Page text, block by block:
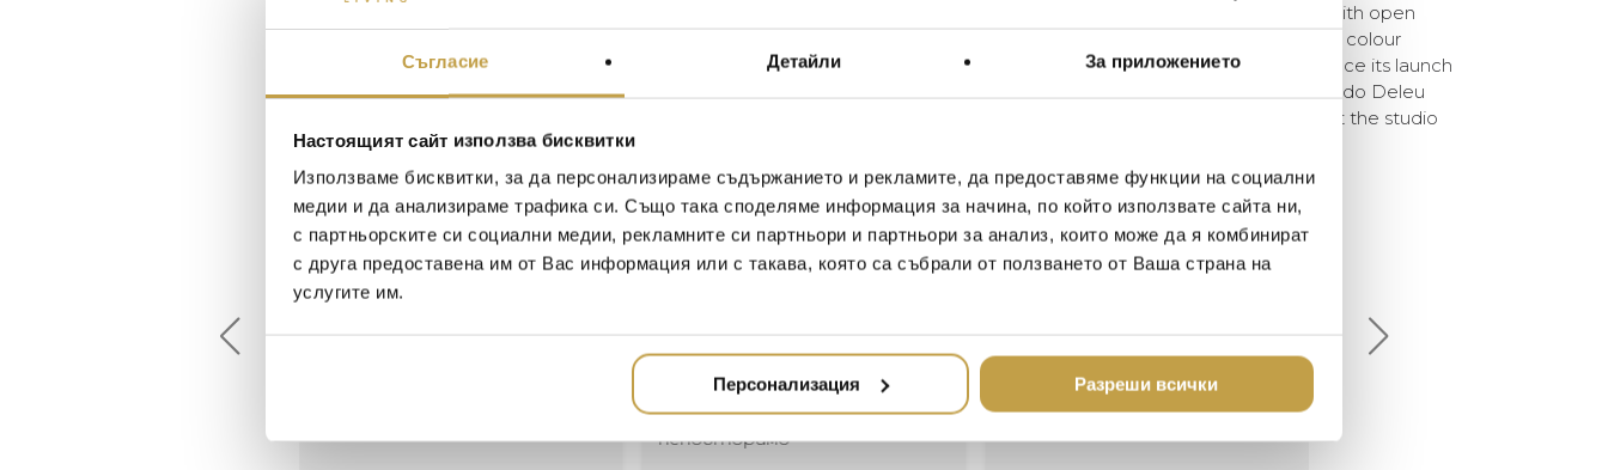
Съгласие Детайли За приложението
Настоящият сайт използва бисквитки
Използваме бисквитки, за да персонализираме съдържанието и рекламите, да предоставяме функции на социални
медии и да анализираме трафика си. Също така споделяме информация за начина, по който използвате сайта ни,
с партньорските си социални медии, рекламните си партньори и партньори за анализ, които може да я комбинират
с друга предоставена им от Вас информация или с такава, която са събрали от ползването от Ваша страна на
услугите им.
Персонализация Разреши всички
The Visitor is a kind figure whom anyone would welcome with open
arms. Smooth lines, a friendly appearance and an extensive colour
palette make this art object an iconic Gardeco favourite since its launch
in 2009. The figurine is designed by the Belgian sculptor Guido Deleu
and is available in ceramic, skilfully manufactured by hand at the studio
Георги Питов
2021-06-01
Иван Иванов
Един магазин за красив и
намерите всичко, което ще
направи жилището ви
неповторимо
Ивелина Линковска
Хареса ми